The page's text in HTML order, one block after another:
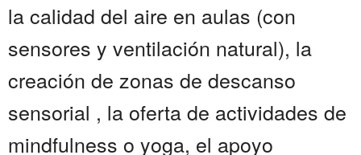
la calidad del aire en aulas (con
sensores y ventilación natural), la
creación de zonas de descanso
sensorial , la oferta de actividades de
mindfulness o yoga, el apoyo